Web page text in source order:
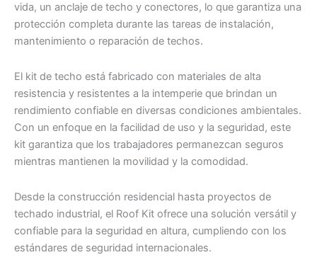
vida, un anclaje de techo y conectores, lo que garantiza una
protección completa durante las tareas de instalación,
mantenimiento o reparación de techos.
El kit de techo está fabricado con materiales de alta
resistencia y resistentes a la intemperie que brindan un
rendimiento confiable en diversas condiciones ambientales.
Con un enfoque en la facilidad de uso y la seguridad, este
kit garantiza que los trabajadores permanezcan seguros
mientras mantienen la movilidad y la comodidad.
Desde la construcción residencial hasta proyectos de
techado industrial, el Roof Kit ofrece una solución versátil y
confiable para la seguridad en altura, cumpliendo con los
estándares de seguridad internacionales.